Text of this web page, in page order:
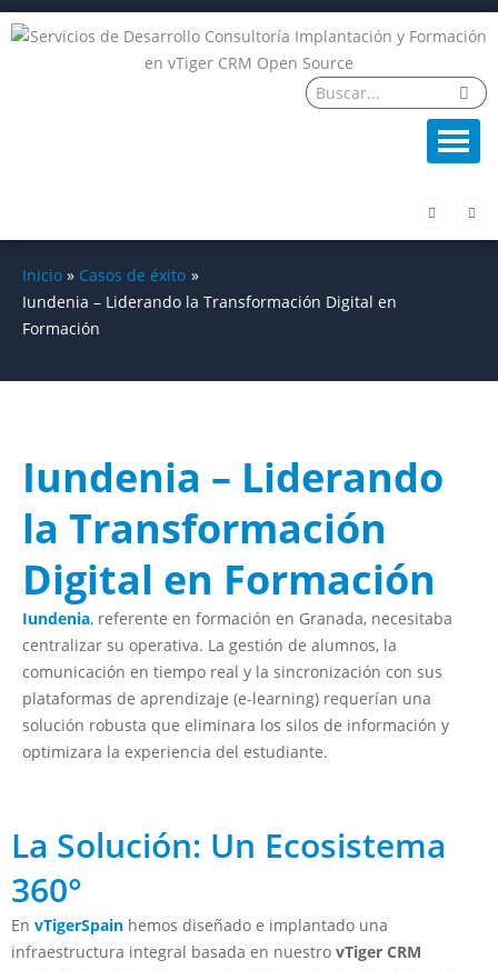
Ir
al
a
c
e
i
n
k
Inicio
Casos de éxito
Iundenia – Liderando la Transformación Digital en
Formación
Iundenia – Liderando
la Transformación
Digital en Formación
Iundenia, referente en formación en Granada, necesitaba
centralizar su operativa. La gestión de alumnos, la
comunicación en tiempo real y la sincronización con sus
plataformas de aprendizaje (e-learning) requerían una
solución robusta que eliminara los silos de información y
optimizara la experiencia del estudiante.
La Solución: Un Ecosistema
360°
En vTigerSpain hemos diseñado e implantado una
infraestructura integral basada en nuestro vTiger CRM